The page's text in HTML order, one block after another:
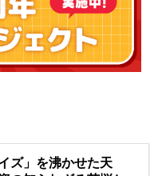
ズ」を沸かせた天